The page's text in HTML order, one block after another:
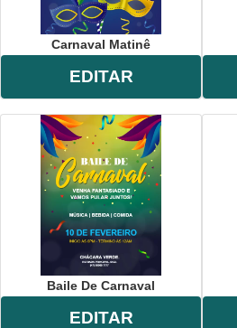
Carnaval Matinê
EDITAR
Baile De Carnaval
EDITAR